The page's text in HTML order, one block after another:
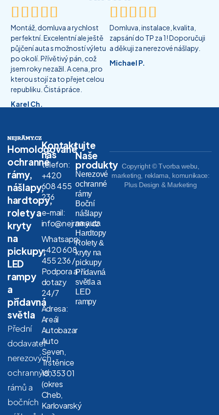

Montáž, domluva a rychlost
perfektní. Excelentní ale ještě
půjčení auta s možností výletu
po okolí. Přívětivý pán, což
jsem roky nezažil. A cena, pro
kterou stojí za to přejet celou
republiku. Čistá práce.
Karel Ch.

Domluva, instalace, kvalita,
zapsání do TP za 1! Doporučuji
a děkuji za nerezové nášlapy.
Michael P.
Homologované
ochranné
rámy,
nášlapy,
hardtopy,
rolety a
kryty
na
pickupy,
LED
rampy
a
přídavná
světla
Přední
dodavatel
nerezových
ochranných
rámů a
bočních
Kontaktujte
nás
telefon:
+420
608 455
236
e-mail:
info@nejramy.cz
Whatsapp:
+420 608
455 236 /
Podpora a
dotazy
24/7
Adresa:
Areál
Autobazar
Auto
Seven,
Trstěnice
18, 353 01
(okres
Cheb,
Karlovarský
Naše
produkty
Nerezové
ochranné
rámy
Boční
nášlapy
na auta
Hardtopy
Rolety &
kryty na
pickupy
Přídavná
světla a
LED
rampy
Copyright © Tvorba webu,
marketing, reklama, komunikace:
Plus Design & Marketing